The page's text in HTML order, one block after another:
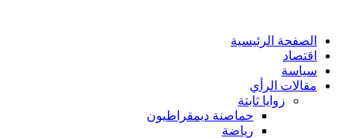
الصفحة الرئيسية
اقتصاد
سياسة
مقالات الرأي
زوايا ثابتة
حماصنة ديمقراطيون
رياضة